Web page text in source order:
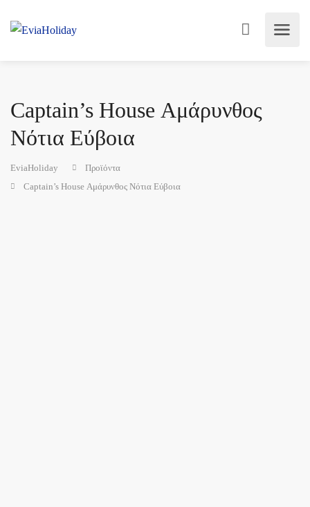
Captain’s House Αμάρυνθος
Νότια Εύβοια
EviaHoliday
Προϊόντα
Captain’s House Αμάρυνθος Νότια Εύβοια